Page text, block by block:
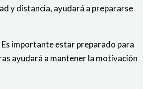
y distancia, ayudará a prepararse
importante estar preparado para
ayudará a mantener la motivación